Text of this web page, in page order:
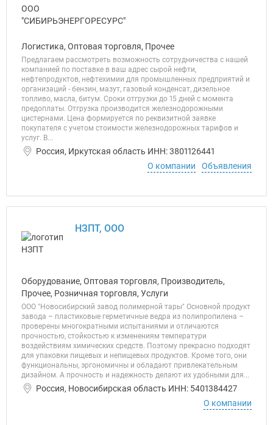
Логистика, Оптовая торговля, Прочее
Предлагаем рассмотреть возможность сотрудничества с нашей
компанией по поставке в ваш адрес сырой нефти,
нефтепродуктов, нефтехимии для промышленных предприятий и
организаций - бензин, мазут, газовый конденсат, дизельное
топливо, масла, битум. Сроки отгрузки до 15 дней с момента
предоплаты. Отгрузка производится железнодорожными
цистернами. Цена формируется по реквизитной заявке
покупателя с учетом стоимости железнодорожных тарифов и
услуг. В...
Россия, Иркутская область ИНН: 3801126441
О компании
Объявления
НЗПТ, ООО
Оборудование, Оптовая торговля, Производитель,
Прочее, Розничная торговля, Услуги
ООО "Новосибирский завод полимерной тары" Основной продукт
завода – пластиковые герметичные ведра из полипропилена –
проверены многократными испытаниями и отличаются
прочностью, стойкостью к изменениям температури
воздействиям химических средств. Поэтому прекрасно подходят
для упаковки пищевых и непищевых продуктов. Кроме того, они
функциональны, эргономичны и обладают привлекательным
дизайном. А прочность и надежность делают их удобными для...
Россия, Новосибирская область ИНН: 5401384427
О компании